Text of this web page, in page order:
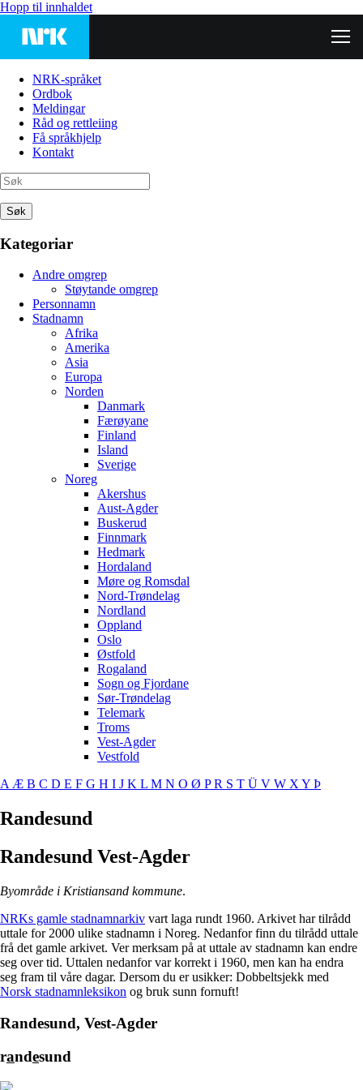
Hopp til innhaldet
NRK-språket
Ordbok
Meldingar
Råd og rettleiing
Få språkhjelp
Kontakt
Søk
Kategoriar
Andre omgrep
Støytande omgrep
Personnamn
Stadnamn
Afrika
Amerika
Asia
Europa
Norden
Danmark
Færøyane
Finland
Island
Sverige
Noreg
Akershus
Aust-Agder
Buskerud
Finnmark
Hedmark
Hordaland
Møre og Romsdal
Nord-Trøndelag
Nordland
Oppland
Oslo
Østfold
Rogaland
Sogn og Fjordane
Sør-Trøndelag
Telemark
Troms
Vest-Agder
Vestfold
AÆ B C D E F G H I J K L M N O Ø PR S T Ü V W XY Þ
Randesund
Randesund Vest-Agder
Byområde i Kristiansand kommune.
NRKs gamle stadnamnarkiv vart laga rundt 1960. Arkivet har tilrådd
uttale for 2000 ulike stadnamn i Noreg. Nedanfor finn du tilrådd uttale
frå det gamle arkivet. Ver merksam på at uttale av stadnamn kan endre
seg over tid. Uttalen nedanfor var korrekt i 1960, men kan ha endra
seg fram til våre dagar. Dersom du er usikker: Dobbeltsjekk med
Norsk stadnamnleksikon og bruk sunn fornuft!
Randesund, Vest-Agder
randesund